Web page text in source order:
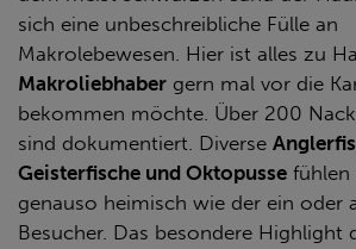
sich eine unbeschreibliche Fülle an
Makrolebewesen. Hier ist alles zu
Makroliebhaber gern mal vor die
bekommen möchte. Über 200
sind dokumentiert. Diverse
Geisterfische und Oktopusse fühlen
genauso heimisch wie der ein oder
Besucher. Das besondere Highlight